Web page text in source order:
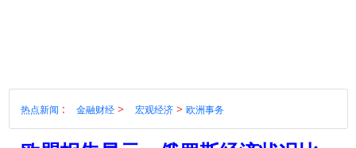
热点新闻 : 金融财经> 宏观经济 > 欧洲事务